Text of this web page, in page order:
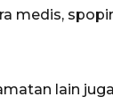
medis,
lain